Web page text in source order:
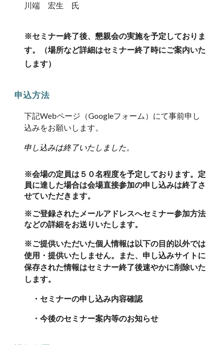
川端 宏生 氏
※セミナー終了後、懇親会の実施を予定しておりま
す。
（場所など詳細はセミナー終了時にご案内いた
します）
申込方法
下記Webページ（Googleフォーム）にて事前申し
込みをお願いします。
申し込みは終了いたしました。
※会場の定員は ５０名程度を予定しております。定
員に達した場合は会場直接参加の申し込みは終了さ
せていただきます。
※ご登録されたメールアドレスへセミナー参加方法
などの詳細をお送りいたします。
※ご提供いただいた個人情報は以下の目的以外では
使用・提供いたしません。また、申し込みサイトに
保存された情報はセミナー終了後速やかに削除いた
します。
・セミナーの申し込み内容確認
・今後のセミナー案内等のお知らせ